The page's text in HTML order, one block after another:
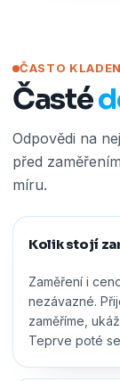
ČASTO
Časté
Odpovědi na
před
míru.
Kolik stojí
Zaměření i
nezávazné.
zaměříme,
Teprve poté